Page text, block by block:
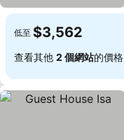
低至 $3,562
查看其他 2 個網站的價格